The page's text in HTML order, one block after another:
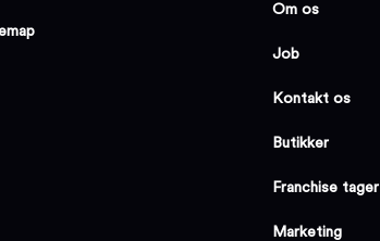
Om os
Job
Kontakt os
Butikker
Franchise tager
Marketing